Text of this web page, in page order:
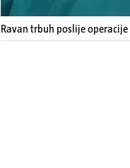
Ravan trbuh poslije operacije |